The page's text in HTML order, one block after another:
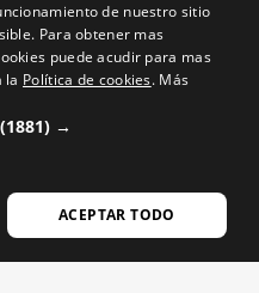
SPANISH
ENGLISH
GERMAN
de nuestro sitio
Para obtener mas
puede acudir para mas
la Política de cookies. Más
(1881) →
ACEPTAR TODO